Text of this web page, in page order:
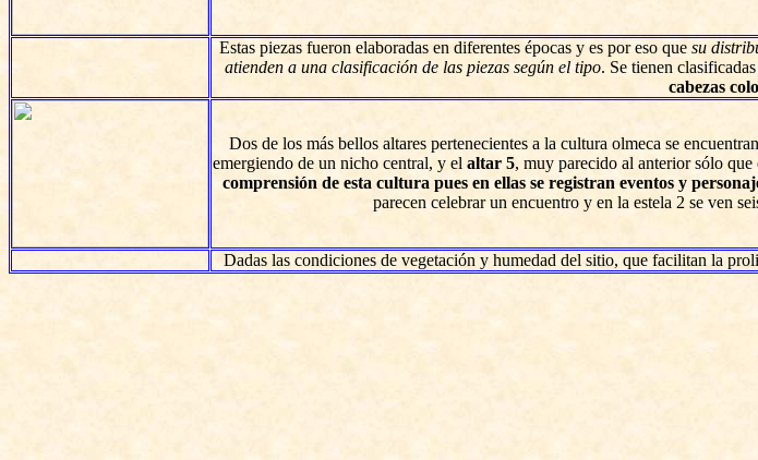
Estas piezas fueron elaboradas en diferentes épocas y es por eso que su
atienden a una clasificación de las piezas según el tipo. Se tienen clasificadas
cabezas
Dos de los más bellos altares pertenecientes a la cultura olmeca se
emergiendo de un nicho central, y el altar 5, muy parecido al anterior sólo que
comprensión de esta cultura pues en ellas se registran eventos y
parecen celebrar un encuentro y en la estela 2 se ven
Dadas las condiciones de vegetación y humedad del sitio, que facilitan la